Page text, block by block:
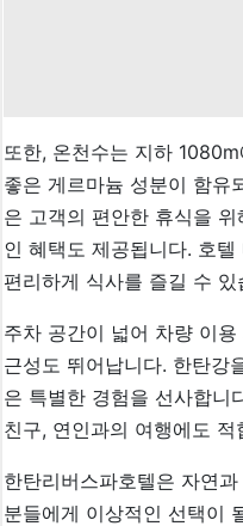
또한, 온천수는 지하
좋은 게르마늄 성분이 함유
은 고객의 편안한 휴식을
인 혜택도 제공됩니다. 호
편리하게 식사를 즐길 수 있
주차 공간이 넓어 차량 이
근성도 뛰어납니다. 한탄강
은 특별한 경험을 선사합니
친구, 연인과의 여행에도 적
한탄리버스파호텔은 자연
분들에게 이상적인 선택이